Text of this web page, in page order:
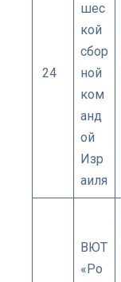
24
шес
кой
сбор
ной
ком
анд
ой
Изр
аиля
ВЮТ
«Ро